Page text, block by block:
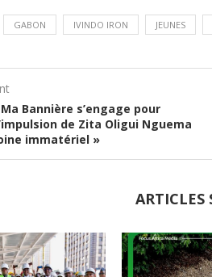
GABON IVINDO IRON JEUNES
Bannière s’engage pour
de Zita Oligui Nguema
immatériel »
ARTICLES